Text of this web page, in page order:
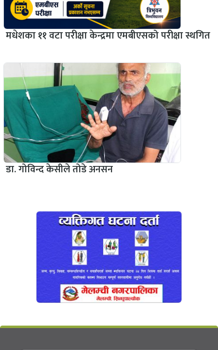
मधेशका ११ वटा परीक्षा केन्द्रमा एमबीएसको परीक्षा स्थगित
डा. गोविन्द केसीले तोडे अनसन